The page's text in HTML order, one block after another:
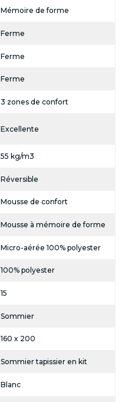
Mémoire de forme
Ferme
Ferme
Ferme
3 zones de confort
Excellente
55 kg/m3
Réversible
Mousse de confort
Mousse à mémoire de forme
Micro-aérée 100% polyester
100% polyester
15
Sommier
160 x 200
Sommier tapissier en kit
Blanc